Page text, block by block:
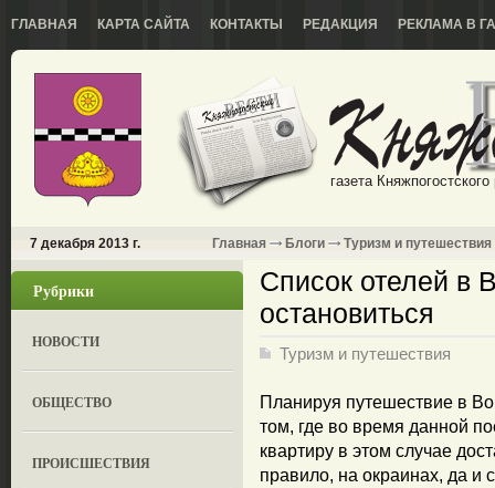
ГЛАВНАЯ КАРТА САЙТА КОНТАКТЫ РЕДАКЦИЯ РЕКЛАМА В
газета
7 декабря 2013 г. Главная Блоги Туризм и путешествия
Рубрики
НОВОСТИ
ОБЩЕСТВО
ПРОИСШЕСТВИЯ
Список отелей в
остановиться
Туризм и путешествия
Планируя путешествие в
том, где во время данной
квартиру в этом случае
правило, на окраинах, да и